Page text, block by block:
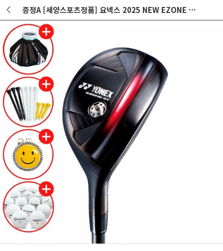
증정A [세양스포츠정품] 요넥스 2025 NEW EZONE GT 4 남성 유틸리티 GF